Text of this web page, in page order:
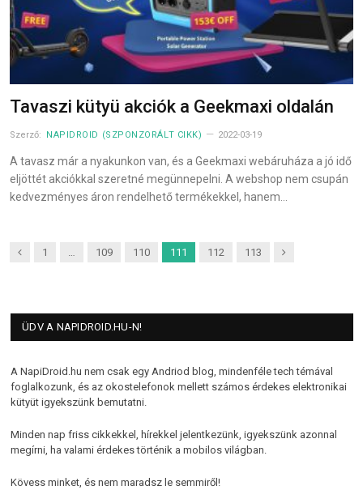
Tavaszi kütyü akciók a Geekmaxi oldalán
Szerző: NAPIDROID (SZPONZORÁLT CIKK) 2022-03-19
A tavasz már a nyakunkon van, és a Geekmaxi webáruháza a jó idő
eljöttét akciókkal szeretné megünnepelni. A webshop nem csupán
kedvezményes áron rendelhető termékekkel, hanem…
Previous
1 … 109 110 111 112 113 Next
ÜDV A NAPIDROID.HU-N!
A NapiDroid.hu nem csak egy Andriod blog, mindenféle tech témával
foglalkozunk, és az okostelefonok mellett számos érdekes elektronikai
kütyüt igyekszünk bemutatni.
Minden nap friss cikkekkel, hírekkel jelentkezünk, igyekszünk azonnal
megírni, ha valami érdekes történik a mobilos világban.
Kövess minket, és nem maradsz le semmiről!